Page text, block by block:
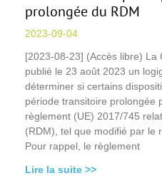
prolongée du RDM
2023-09-04
[2023-08-23] (Accès libre) La
publié le 23 août 2023 un
déterminer si certains
période transitoire prolongée
règlement (UE) 2017/745
(RDM), tel que modifié par le
Pour rappel, le règlement
Lire la suite >>